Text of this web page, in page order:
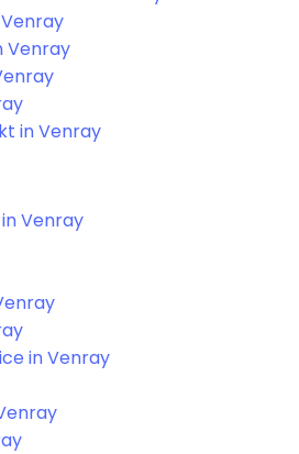
Venray
in Venray
Venray
in Venray